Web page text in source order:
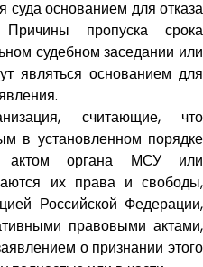
суда основанием для отказа
пропуска срока
судебном заседании или
являться основанием для
считающие, что
в установленном порядке
актом органа МСУ или
их права и свободы,
Российской Федерации,
правовыми актами,
о признании этого